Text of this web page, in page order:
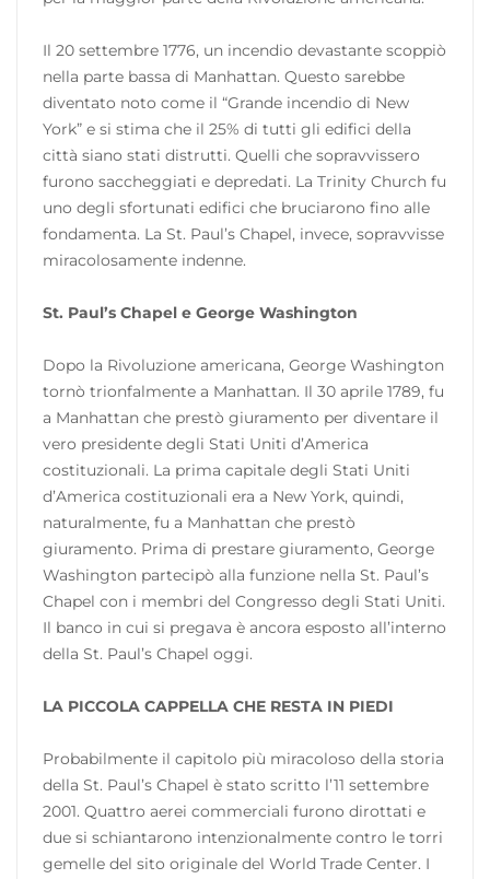
Il 20 settembre 1776, un incendio devastante scoppiò
nella parte bassa di Manhattan. Questo sarebbe
diventato noto come il “Grande incendio di New
York” e si stima che il 25% di tutti gli edifici della
città siano stati distrutti. Quelli che sopravvissero
furono saccheggiati e depredati. La Trinity Church fu
uno degli sfortunati edifici che bruciarono fino alle
fondamenta. La St. Paul’s Chapel, invece, sopravvisse
miracolosamente indenne.
St. Paul’s Chapel e George Washington
Dopo la Rivoluzione americana, George Washington
tornò trionfalmente a Manhattan. Il 30 aprile 1789, fu
a Manhattan che prestò giuramento per diventare il
vero presidente degli Stati Uniti d’America
costituzionali. La prima capitale degli Stati Uniti
d’America costituzionali era a New York, quindi,
naturalmente, fu a Manhattan che prestò
giuramento. Prima di prestare giuramento, George
Washington partecipò alla funzione nella St. Paul’s
Chapel con i membri del Congresso degli Stati Uniti.
Il banco in cui si pregava è ancora esposto all’interno
della St. Paul’s Chapel oggi.
LA PICCOLA CAPPELLA CHE RESTA IN PIEDI
Probabilmente il capitolo più miracoloso della storia
della St. Paul’s Chapel è stato scritto l’11 settembre
2001. Quattro aerei commerciali furono dirottati e
due si schiantarono intenzionalmente contro le torri
gemelle del sito originale del World Trade Center. I